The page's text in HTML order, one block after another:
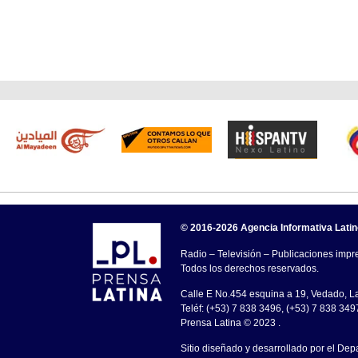
© 2016-2026 Agencia Informativa
Radio – Televisión – Publicaciones
Todos los derechos reservados.
Calle E No.454 esquina a 19, Vedado,
Teléf: (+53) 7 838 3496, (+53) 7 838
Prensa Latina © 2023 .
Sitio diseñado y desarrollado por el